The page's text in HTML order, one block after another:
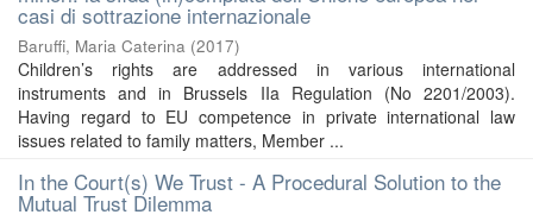
casi di sottrazione internazionale
Baruffi, Maria Caterina (2017)
Children’s rights are addressed in various international
instruments and in Brussels IIa Regulation (No 2201/2003).
Having regard to EU competence in private international law
issues related to family matters, Member ...
In the Court(s) We Trust - A Procedural Solution to the
Mutual Trust Dilemma